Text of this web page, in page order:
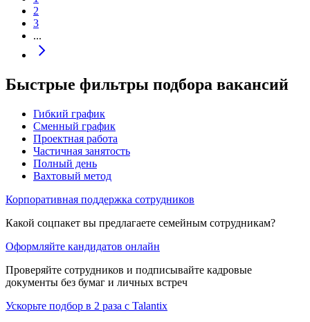
2
3
...
Быстрые фильтры подбора вакансий
Гибкий график
Сменный график
Проектная работа
Частичная занятость
Полный день
Вахтовый метод
Корпоративная поддержка сотрудников
Какой соцпакет вы предлагаете семейным сотрудникам?
Оформляйте кандидатов онлайн
Проверяйте сотрудников и подписывайте кадровые
документы без бумаг и личных встреч
Ускорьте подбор в 2 раза с Talantix